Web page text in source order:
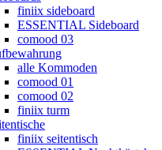
finiix sideboard
ESSENTIAL Sideboard
comood 03
alle Kommoden
comood 01
comood 02
finiix turm
finiix seitentisch